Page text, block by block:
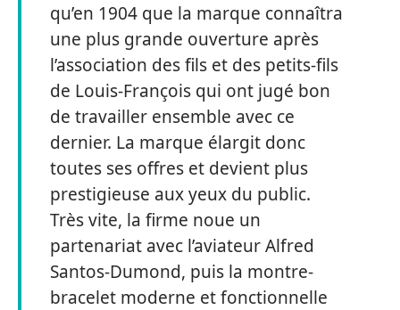
qu’en 1904 que la marque connaîtra
une plus grande ouverture après
l’association des fils et des petits-fils
de Louis-François qui ont jugé bon
de travailler ensemble avec ce
dernier. La marque élargit donc
toutes ses offres et devient plus
prestigieuse aux yeux du public.
Très vite, la firme noue un
partenariat avec l’aviateur Alfred
Santos-Dumond, puis la montre-
bracelet moderne et fonctionnelle